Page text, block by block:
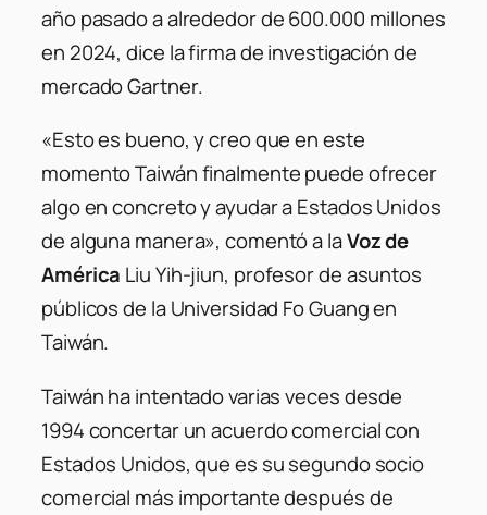
año pasado a alrededor de 600.000 millones
en 2024, dice la firma de investigación de
mercado Gartner.
«Esto es bueno, y creo que en este
momento Taiwán finalmente puede ofrecer
algo en concreto y ayudar a Estados Unidos
de alguna manera», comentó a laVoz de
América Liu Yih-jiun, profesor de asuntos
públicos de la Universidad Fo Guang en
Taiwán.
Taiwán ha intentado varias veces desde
1994 concertar un acuerdo comercial con
Estados Unidos, que es su segundo socio
comercial más importante después de